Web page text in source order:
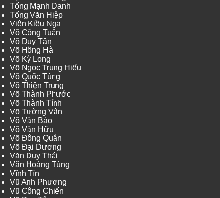
Tống Mạnh Danh
Tống Văn Hiệp
Viên Kiều Nga
Võ Công Tuấn
Võ Duy Tân
Võ Hồng Hà
Võ Kỳ Long
Võ Ngọc Trung Hiếu
Võ Quốc Tùng
Võ Thiện Trung
Võ Thành Phước
Võ Thành Tính
Võ Tường Vân
Võ Văn Bảo
Võ Văn Hữu
Võ Đông Quân
Võ Đại Dương
Văn Duy Thái
Văn Hoàng Tùng
Vĩnh Tín
Vũ Anh Phương
Vũ Công Chiến